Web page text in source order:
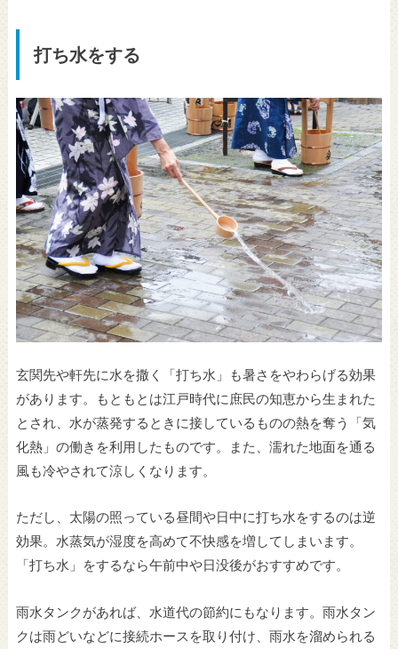
打ち水をする
玄関先や軒先に水を撒く「打ち水」も暑さをやわらげる効果
があります。もともとは江戸時代に庶民の知恵から生まれた
とされ、水が蒸発するときに接しているものの熱を奪う「気
化熱」の働きを利用したものです。また、濡れた地面を通る
風も冷やされて涼しくなります。
ただし、太陽の照っている昼間や日中に打ち水をするのは逆
効果。水蒸気が湿度を高めて不快感を増してしまいます。
「打ち水」をするなら午前中や日没後がおすすめです。
雨水タンクがあれば、水道代の節約にもなります。雨水タン
クは雨どいなどに接続ホースを取り付け、雨水を溜められる